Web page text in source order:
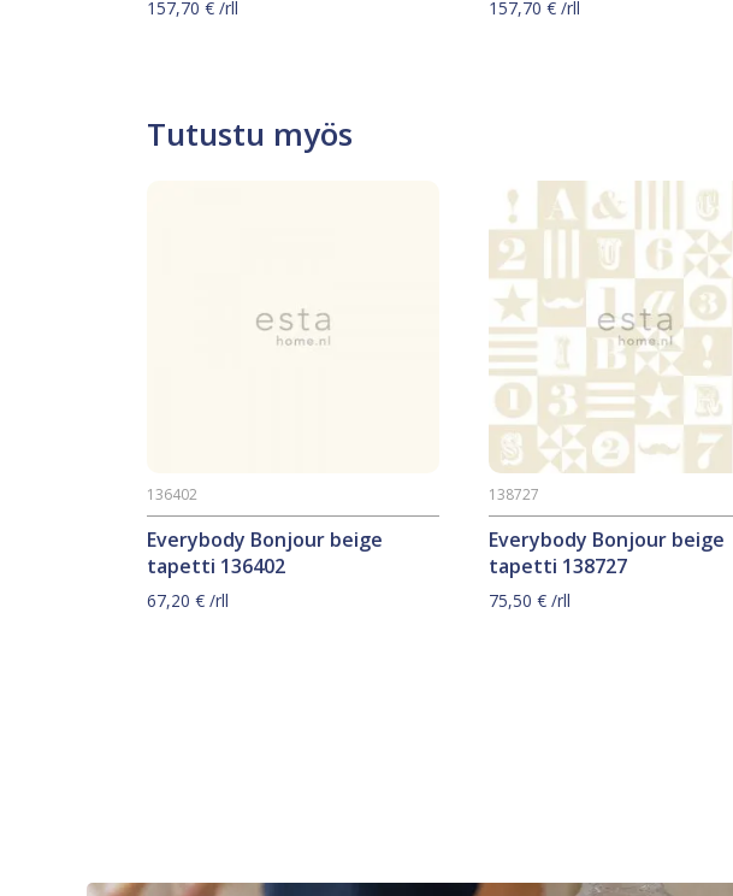
157,70 € /rll 157,70€ /rll
Tutustu myös
Everybody Bonjour beige
tapetti 136402
136402
67,20 € /rll
Everybody Bonjour beige
tapetti 138727
138727
75,50€ /rll